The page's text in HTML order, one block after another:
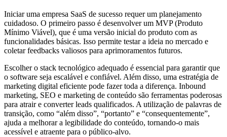
Iniciar uma empresa SaaS de sucesso requer um planejamento
cuidadoso. O primeiro passo é desenvolver um MVP (Produto
Mínimo Viável), que é uma versão inicial do produto com as
funcionalidades básicas. Isso permite testar a ideia no mercado e
coletar feedbacks valiosos para aprimoramentos futuros.
Escolher o stack tecnológico adequado é essencial para garantir que
o software seja escalável e confiável. Além disso, uma estratégia de
marketing digital eficiente pode fazer toda a diferença. Inbound
marketing, SEO e marketing de conteúdo são ferramentas poderosas
para atrair e converter leads qualificados. A utilização de palavras de
transição, como “além disso”, “portanto” e “consequentemente”,
ajuda a melhorar a legibilidade do conteúdo, tornando-o mais
acessível e atraente para o público-alvo​​.